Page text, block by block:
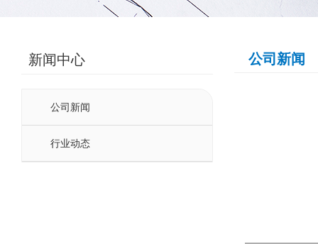
新闻中心
公司新闻
行业动态
公司新闻